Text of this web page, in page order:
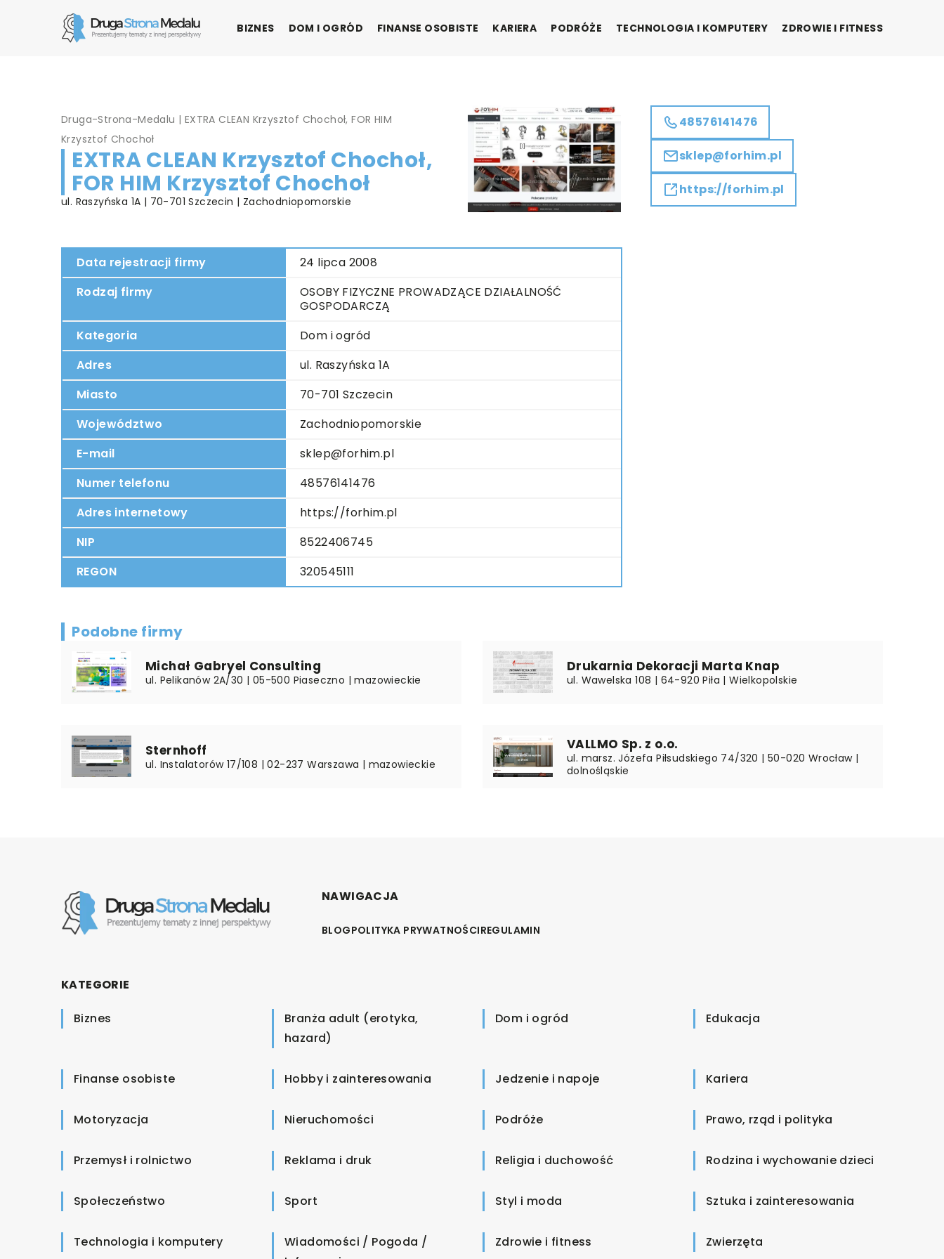
BIZNES DOM I OGRÓD FINANSE OSOBISTE KARIERA PODRÓŻE TECHNOLOGIA I KOMPUTERY ZDROWIE I FITNESS
Druga-Strona-Medalu | EXTRA CLEAN Krzysztof Chochoł, FOR HIM
Krzysztof Chochoł
EXTRA CLEAN Krzysztof Chochoł,
FOR HIM Krzysztof Chochoł
ul. Raszyńska 1A | 70-701 Szczecin | Zachodniopomorskie
Data rejestracji firmy
24 lipca 2008
Rodzaj firmy
OSOBY FIZYCZNE PROWADZĄCE DZIAŁALNOŚĆ
GOSPODARCZĄ
Kategoria
Dom i ogród
Adres
ul. Raszyńska 1A
Miasto
70-701 Szczecin
Województwo
Zachodniopomorskie
E-mail
sklep@forhim.pl
Numer telefonu
48576141476
Adres internetowy
https://forhim.pl
NIP
8522406745
REGON
320545111
48576141476
sklep@forhim.pl
https://forhim.pl
Podobne firmy
Michał Gabryel Consulting
ul. Pelikanów 2A/30 | 05-500 Piaseczno | mazowieckie
Drukarnia Dekoracji Marta Knap
ul. Wawelska 108 | 64-920 Piła | Wielkopolskie
Sternhoff
ul. Instalatorów 17/108 | 02-237 Warszawa | mazowieckie
VALLMO Sp. z o.o.
ul. marsz. Józefa Piłsudskiego 74/320 | 50-020 Wrocław |
dolnośląskie
NAWIGACJA
BLOGPOLITYKA PRYWATNOŚCIREGULAMIN
KATEGORIE
Biznes
Branża adult (erotyka,
hazard)
Dom i ogród Edukacja
Finanse osobiste Hobby i zainteresowania Jedzenie i napoje Kariera
Motoryzacja Nieruchomości Podróże Prawo, rząd i polityka
Przemysł i rolnictwo Reklama i druk Religia i duchowość Rodzina i wychowanie dzieci
Społeczeństwo Sport Styl i moda Sztuka i zainteresowania
Technologia i komputery
Wiadomości / Pogoda /
Zdrowie i fitness Zwierzęta